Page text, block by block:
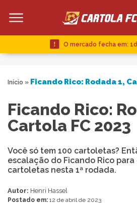
O mercado fecha em:
Início » Ficando Rico: Rodada 1,
Ficando Rico:
Cartola FC 2023
Você só tem 100 cartoletas?
escalação do Ficando Rico
cartoletas nesta 1ª rodada.
Autor: Henri Hassel
Postado em: 12 de abril de 2023